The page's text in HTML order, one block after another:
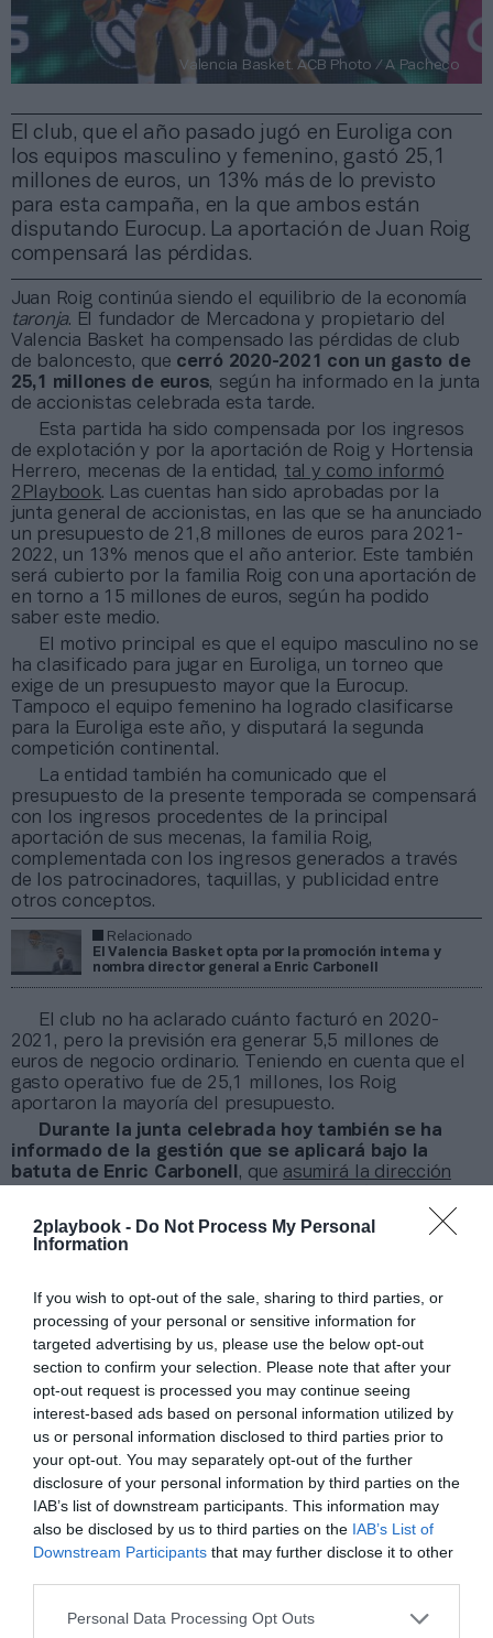
2playbook - Do Not Process My Personal
Information
If you wish to opt-out of the sale, sharing to third parties, or
processing of your personal or sensitive information for
targeted advertising by us, please use the below opt-out
section to confirm your selection. Please note that after your
opt-out request is processed you may continue seeing
interest-based ads based on personal information utilized by
us or personal information disclosed to third parties prior to
your opt-out. You may separately opt-out of the further
disclosure of your personal information by third parties on the
IAB’s list of downstream participants. This information may
also be disclosed by us to third parties on the IAB’s List of
Downstream Participants that may further disclose it to other
Personal Data Processing Opt Outs
El club, que el año pasado jugó en Euroliga con
los equipos masculino y femenino, gastó 25,1
millones de euros, un 13% más de lo previsto
para esta campaña, en la que ambos están
disputando Eurocup. La aportación de Juan Roig
compensará las pérdidas.
Valencia Basket. ACB Photo / A Pacheco
Juan Roig continúa siendo el equilibrio de la economía
taronja. El fundador de Mercadona y propietario del
Valencia Basket ha compensado las pérdidas de club
de baloncesto, que cerró 2020-2021 con un gasto de
25,1 millones de euros, según ha informado en la junta
de accionistas celebrada esta tarde.
Esta partida ha sido compensada por los ingresos
de explotación y por la aportación de Roig y Hortensia
Herrero, mecenas de la entidad, tal y como informó
2Playbook. Las cuentas han sido aprobadas por la
junta general de accionistas, en las que se ha anunciado
un presupuesto de 21,8 millones de euros para 2021-
2022, un 13% menos que el año anterior. Este también
será cubierto por la familia Roig con una aportación de
en torno a 15 millones de euros, según ha podido
saber este medio.
El motivo principal es que el equipo masculino no se
ha clasificado para jugar en Euroliga, un torneo que
exige de un presupuesto mayor que la Eurocup.
Tampoco el equipo femenino ha logrado clasificarse
para la Euroliga este año, y disputará la segunda
competición continental.
La entidad también ha comunicado que el
presupuesto de la presente temporada se compensará
con los ingresos procedentes de la principal
aportación de sus mecenas, la familia Roig,
complementada con los ingresos generados a través
de los patrocinadores, taquillas, y publicidad entre
otros conceptos.
Relacionado
El Valencia Basket opta por la promoción interna y
nombra director general a Enric Carbonell
El club no ha aclarado cuánto facturó en 2020-
2021, pero la previsión era generar 5,5 millones de
euros de negocio ordinario. Teniendo en cuenta que el
gasto operativo fue de 25,1 millones, los Roig
aportaron la mayoría del presupuesto.
Durante la junta celebrada hoy también se ha
informado de la gestión que se aplicará bajo la
batuta de Enric Carbonell , que asumirá la dirección
tras la salida de
José Puentes
, tomará el testigo. Anteriormente ha
Juan Roig y Hortensia Herrero, y que busca dinamizar
la actividad deportiva y apoyar a los clubes de la
Comunidad Valenciana.
Uno de los ejes estratégicos continuará siendo el
equipo femenino, que se ha consolidado en la élite tras
alcanzar la final de la Copa de la Reina, la Liga
Femenina Endesa y conseguir su primer título de
Eurocup la pasada temporada. En lo que va de campaña
2021-2022, el club ha ganado la SupercoCup Women
(Supercopa de Europa) y la Supercopa de España.
Es habitual que el dueño de Mercadona y máximo
accionista del club aporte los recursos necesarios para
compensar las pérdidas. De hecho, inyectó 16,4
millones de euros en 2019-2020, un año en que la
de los ingresos de abonados y taquilla por la puerta